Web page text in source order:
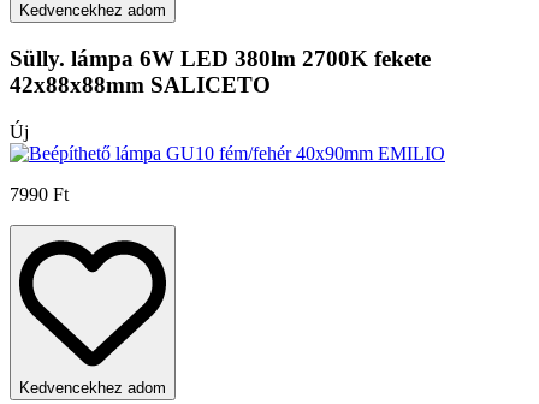
Kedvencekhez adom
Sülly. lámpa 6W LED 380lm 2700K fekete
42x88x88mm SALICETO
Új
7990 Ft
Kedvencekhez adom